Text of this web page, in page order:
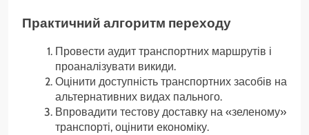
Практичний алгоритм переходу
Провести аудит транспортних маршрутів і
проаналізувати викиди.
Оцінити доступність транспортних засобів на
альтернативних видах пального.
Впровадити тестову доставку на «зеленому»
транспорті, оцінити економіку.